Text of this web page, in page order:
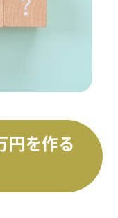
円を作る